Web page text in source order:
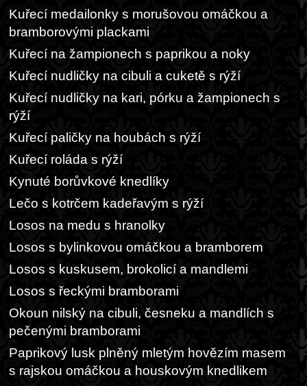
Kuřecí medailonky s morušovou omáčkou a
bramborovými plackami
Kuřecí na žampionech s paprikou a noky
Kuřecí nudličky na cibuli a cuketě s rýží
Kuřecí nudličky na kari, pórku a žampionech s
rýží
Kuřecí paličky na houbách s rýží
Kuřecí roláda s rýží
Kynuté borůvkové knedlíky
Lečo s kotrčem kadeřavým s rýží
Losos na medu s hranolky
Losos s bylinkovou omáčkou a bramborem
Losos s kuskusem, brokolicí a mandlemi
Losos s řeckými bramborami
Okoun nilský na cibuli, česneku a mandlích s
pečenými bramborami
Paprikový lusk plněný mletým hovězím masem
s rajskou omáčkou a houskovým knedlikem